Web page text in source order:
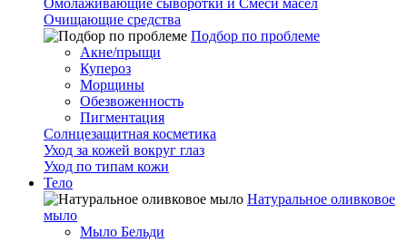
Омолаживающие сыворотки и Смеси масел
Очищающие средства
Подбор по проблеме
Акне/прыщи
Купероз
Морщины
Обезвоженность
Пигментация
Солнцезащитная косметика
Уход за кожей вокруг глаз
Уход по типам кожи
Тело
Натуральное оливковое
мыло
Мыло Бельди